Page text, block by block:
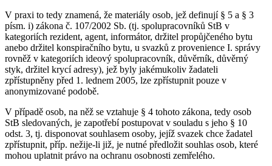
V praxi to tedy znamená, že materiály osob, jež definují § 5 a § 3
písm. i) zákona č. 107/2002 Sb. (tj. spolupracovníků StB v
kategoriích rezident, agent, informátor, držitel propůjčeného bytu
anebo držitel konspiračního bytu, u svazků z provenience I. správy
rovněž v kategoriích ideový spolupracovník, důvěrník, důvěrný
styk, držitel krycí adresy), jež byly jakémukoliv žadateli
zpřístupněny před 1. lednem 2005, lze zpřístupnit pouze v
anonymizované podobě.
V případě osob, na něž se vztahuje § 4 tohoto zákona, tedy osob
StB sledovaných, je zapotřebí postupovat v souladu s jeho § 10
odst. 3, tj. disponovat souhlasem osoby, jejíž svazek chce žadatel
zpřístupnit, příp. nežije-li již, je nutné předložit souhlas osob, které
mohou uplatnit právo na ochranu osobnosti zemřelého.